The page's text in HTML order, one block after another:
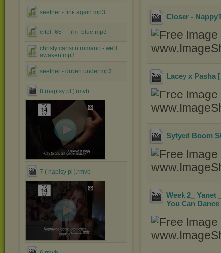
seether - fine again.mp3
eifel_65_-_i'm_blue.mp3
christy carlson romano - we'll
awaken.mp3
seether - driven under.mp3
8 (napisy pl ).rmvb
7 ( napisy pl ).rmvb
Closer -
Lacey x Pasha
Sytycd Boom
Week 2_ Yanet
You Can